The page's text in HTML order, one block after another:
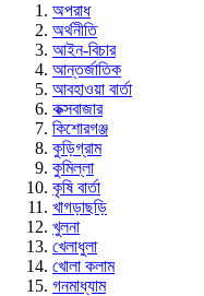
অপরাধ
অর্থনীতি
আইন-বিচার
আন্তর্জাতিক
আবহাওয়া বার্তা
কক্সবাজার
কিশোরগঞ্জ
কুড়িগ্রাম
কুমিল্লা
কৃষি বার্তা
খাগড়াছড়ি
খুলনা
খেলাধুলা
খোলা কলাম
গনমাধ্যাম